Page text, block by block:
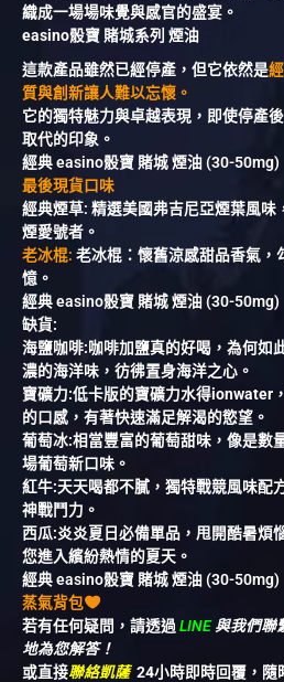
織成一場場味覺與感官的盛宴。
easino骰寶 賭城系列 煙油
這款產品雖然已經停產，但它依然是
質與創新讓人難以忘懷。
它的獨特魅力與卓越表現，即使停產
取代的印象。
經典 easino骰寶 賭城 煙油 (30-50mg)
最後現貨口味
經典煙草: 精選美國弗吉尼亞煙葉風味
煙愛號者。
老冰棍: 老冰棍：懷舊涼感甜品香氣，
憶。
經典 easino骰寶 賭城 煙油 (30-50mg)
缺貨:
海鹽咖啡:咖啡加鹽真的好喝，為何如
濃的海洋味，彷彿置身海洋之心。
寶礦力:低卡版的寶礦力水得ionwater
的口感，有著快速滿足解渴的慾望。
葡萄冰:相當豐富的葡萄甜味，像是數
場葡萄新口味。
紅牛:天天喝都不膩，獨特戰競風味配
神戰鬥力。
西瓜:炎炎夏日必備單品，甩開酷暑煩
您進入繽紛熱情的夏天。
經典 easino骰寶 賭城 煙油 (30-50mg)
蒸氣背包
若有任何疑問，請透過 LINE與我們聯
地為您解答！
或直接聯絡凱薩 24小時即時回覆，隨